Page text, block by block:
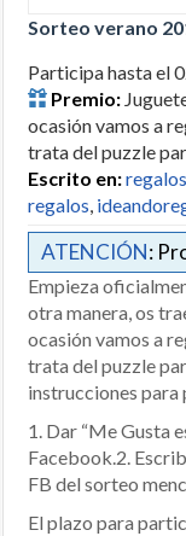
Sorteo verano
Participa hasta el
Premio:
ocasión vamos a
trata del puzzle
Escrito en:
regalos,
ATENCIÓN:
Empieza
otra manera, os
ocasión vamos a
trata del puzzle
instrucciones para
1. Dar “Me Gusta
Facebook.2.
FB del sorteo
El plazo para